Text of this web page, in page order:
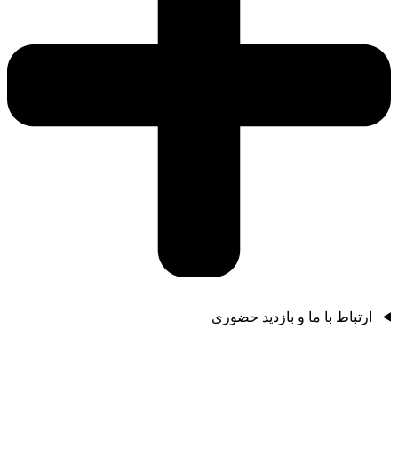
ارتباط با ما و بازدید حضوری